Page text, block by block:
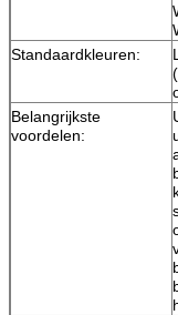
Standaardkleuren:
Belangrijkste
voordelen: